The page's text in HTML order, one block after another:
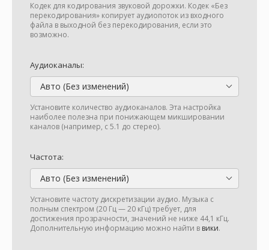
Кодек для кодирования звуковой дорожки. Кодек «Без
перекодирования» копирует аудиопоток из входного
файла в выходной без перекодирования, если это
возможно.
Аудиоканалы:
Авто (Без изменений)
Установите количество аудиоканалов. Эта настройка
наиболее полезна при понижающем микшировании
каналов (например, с 5.1 до стерео).
Частота:
Авто (Без изменений)
Установите частоту дискретизации аудио. Музыка с
полным спектром (20 Гц — 20 кГц) требует, для
достижения прозрачности, значений не ниже 44,1 кГц.
Дополнительную информацию можно найти в вики.